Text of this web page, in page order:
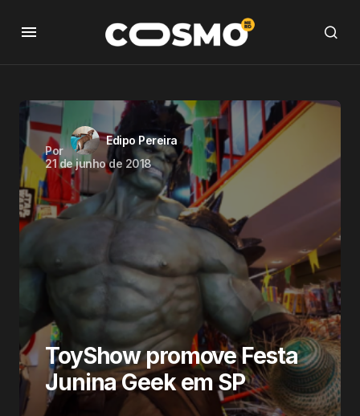
Por
Edipo Pereira
21 de junho de 2018
ToyShow promove Festa
Junina Geek em SP